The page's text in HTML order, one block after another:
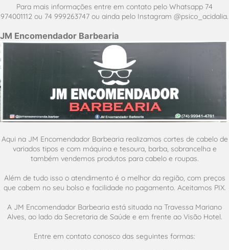
Para mais informações entre em contato pelo Whatsapp 74
974001112 ou 74 999263747 ou ainda pelo Instagram @psico_acidalia.
JM Encomendador Barbearia
Aqui na JM Encomendador Barbearia realizamos cortes de cabelo de
variados tipos e com máquina e tesoura, barba, sobrancelha e
também vendemos produtos para cabelo e roupas.
Além de tudo isso o atendimento é o melhor da região, com preços
que cabem no seu bolso e facilidade no pagamento. Aceitamos PIX.
A JM Encomendador Barbearia está situada na Travessa Mariano
Alves, ao lado da Secretaria de Saúde e em frente ao Visão Hotel.
Entre em contato conosco das seguintes formas: